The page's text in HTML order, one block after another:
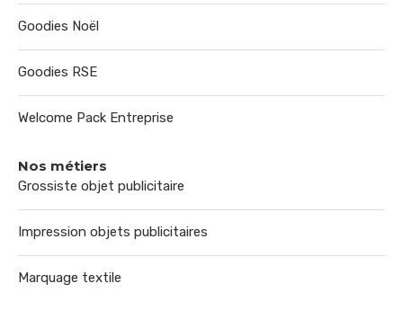
Goodies Noël
Goodies RSE
Welcome Pack Entreprise
Nos métiers
Grossiste objet publicitaire
Impression objets publicitaires
Marquage textile